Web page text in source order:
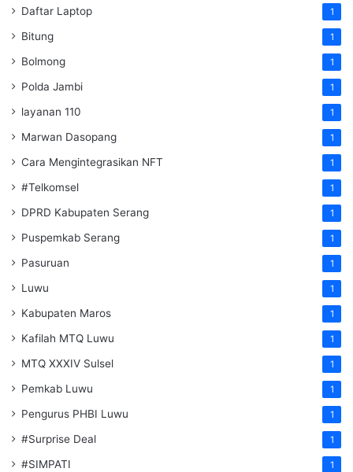
Daftar Laptop 1
Bitung 1
Bolmong 1
Polda Jambi 1
layanan 110 1
Marwan Dasopang 1
Cara Mengintegrasikan NFT 1
#Telkomsel 1
DPRD Kabupaten Serang 1
Puspemkab Serang 1
Pasuruan 1
Luwu 1
Kabupaten Maros 1
Kafilah MTQ Luwu 1
MTQ XXXIV Sulsel 1
Pemkab Luwu 1
Pengurus PHBI Luwu 1
#Surprise Deal 1
#SIMPATI 1